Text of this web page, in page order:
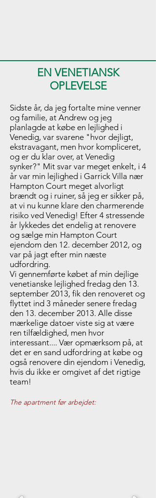
EN VENETIANSK
OPLEVELSE
Sidste år, da jeg fortalte mine venner
og familie, at Andrew og jeg
planlagde at købe en lejlighed i
Venedig, var svarene "hvor dejligt,
ekstravagant, men hvor kompliceret,
og er du klar over, at Venedig
synker?" Mit svar var meget enkelt, i 4
år var min lejlighed i Garrick Villa nær
Hampton Court meget alvorligt
brændt og i ruiner, så jeg er sikker på,
at vi nu kunne klare den charmerende
risiko ved Venedig! Efter 4 stressende
år lykkedes det endelig at renovere
og sælge min Hampton Court
ejendom den 12. december 2012, og
var på jagt efter min næste
udfordring.
Vi gennemførte købet af min dejlige
venetianske lejlighed fredag den 13.
september 2013, fik den renoveret og
flyttet ind 3 måneder senere fredag
den 13. december 2013. Alle disse
mærkelige datoer viste sig at være
ren tilfældighed, men hvor
interessant.... Vær opmærksom på, at
det er en sand udfordring at købe og
også renovere din ejendom i Venedig,
hvis du ikke er omgivet af det rigtige
team!
The apartment før arbejdet: